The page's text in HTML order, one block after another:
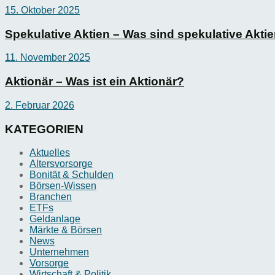
15. Oktober 2025
Spekulative Aktien – Was sind spekulative
11. November 2025
Aktionär – Was ist ein Aktionär?
2. Februar 2026
KATEGORIEN
Aktuelles
Altersvorsorge
Bonität & Schulden
Börsen-Wissen
Branchen
ETFs
Geldanlage
Märkte & Börsen
News
Unternehmen
Vorsorge